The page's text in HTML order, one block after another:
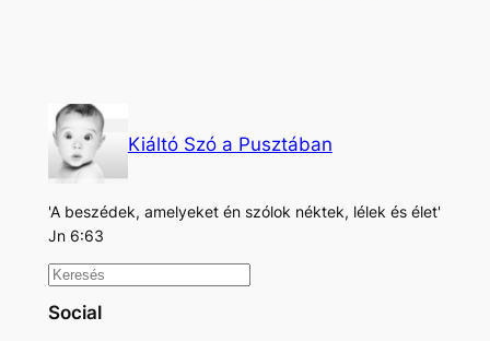
Kiáltó Szó a Pusztában
'A beszédek, amelyeket én szólok néktek, lélek és élet'
Jn 6:63
K
e
Social